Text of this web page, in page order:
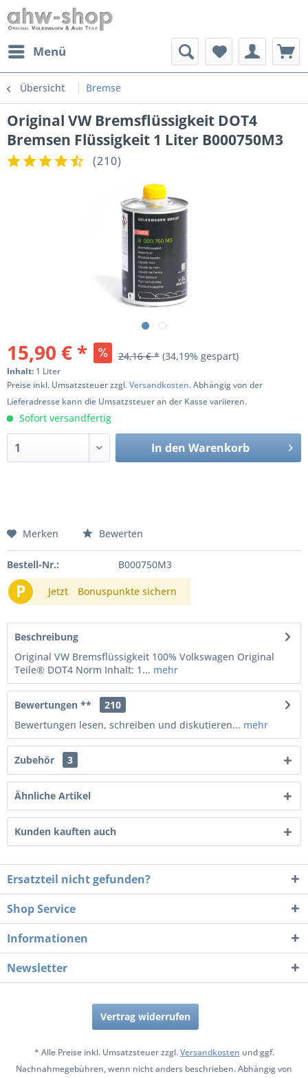
Menü
Übersicht Bremse
Original VW Bremsflüssigkeit DOT4
Bremsen Flüssigkeit 1 Liter B000750M3
(210)
15,90 € * 24,16 € * (34,19% gespart)
Inhalt: 1 Liter
Preise inkl. Umsatzsteuer zzgl.Versandkosten. Abhängig von der
Lieferadresse kann die Umsatzsteuer an der Kasse variieren.
Sofort versandfertig
In den Warenkorb
Merken Bewerten
Bestell-Nr.: B000750M3
P Jetzt Bonuspunkte sichern
Beschreibung
Original VW Bremsflüssigkeit 100% Volkswagen Original
Teile® DOT4 Norm Inhalt: 1... mehr
Bewertungen **
210
Bewertungen lesen, schreiben und diskutieren... mehr
Zubehör 3
Ähnliche Artikel
Kunden kauften auch
Ersatzteil nicht gefunden?
Shop Service
Informationen
Newsletter
Vertrag widerrufen
* Alle Preise inkl. Umsatzsteuer zzgl.Versandkosten und ggf.
Nachnahmegebühren, wenn nicht anders beschrieben. Abhängig von